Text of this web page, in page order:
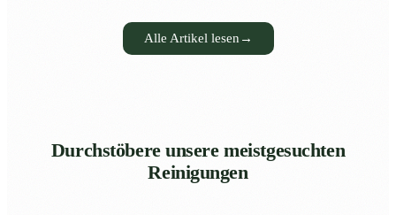
Alle Artikel lesen →
Durchstöbere unsere meistgesuchten
Reinigungen